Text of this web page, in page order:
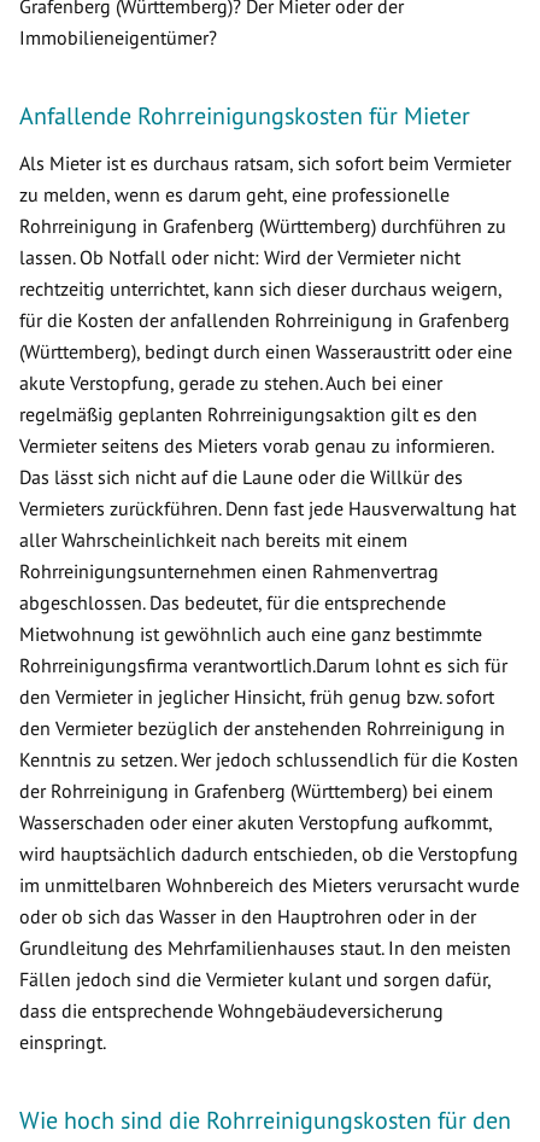
Grafenberg (Württemberg)? Der Mieter oder der
Immobilieneigentümer?
Anfallende Rohrreinigungskosten für Mieter
Als Mieter ist es durchaus ratsam, sich sofort beim Vermieter
zu melden, wenn es darum geht, eine professionelle
Rohrreinigung in Grafenberg (Württemberg) durchführen zu
lassen. Ob Notfall oder nicht: Wird der Vermieter nicht
rechtzeitig unterrichtet, kann sich dieser durchaus weigern,
für die Kosten der anfallenden Rohrreinigung in Grafenberg
(Württemberg), bedingt durch einen Wasseraustritt oder eine
akute Verstopfung, gerade zu stehen. Auch bei einer
regelmäßig geplanten Rohrreinigungsaktion gilt es den
Vermieter seitens des Mieters vorab genau zu informieren.
Das lässt sich nicht auf die Laune oder die Willkür des
Vermieters zurückführen. Denn fast jede Hausverwaltung hat
aller Wahrscheinlichkeit nach bereits mit einem
Rohrreinigungsunternehmen einen Rahmenvertrag
abgeschlossen. Das bedeutet, für die entsprechende
Mietwohnung ist gewöhnlich auch eine ganz bestimmte
Rohrreinigungsfirma verantwortlich.Darum lohnt es sich für
den Vermieter in jeglicher Hinsicht, früh genug bzw. sofort
den Vermieter bezüglich der anstehenden Rohrreinigung in
Kenntnis zu setzen. Wer jedoch schlussendlich für die Kosten
der Rohrreinigung in Grafenberg (Württemberg) bei einem
Wasserschaden oder einer akuten Verstopfung aufkommt,
wird hauptsächlich dadurch entschieden, ob die Verstopfung
im unmittelbaren Wohnbereich des Mieters verursacht wurde
oder ob sich das Wasser in den Hauptrohren oder in der
Grundleitung des Mehrfamilienhauses staut. In den meisten
Fällen jedoch sind die Vermieter kulant und sorgen dafür,
dass die entsprechende Wohngebäudeversicherung
einspringt.
Wie hoch sind die Rohrreinigungskosten für den